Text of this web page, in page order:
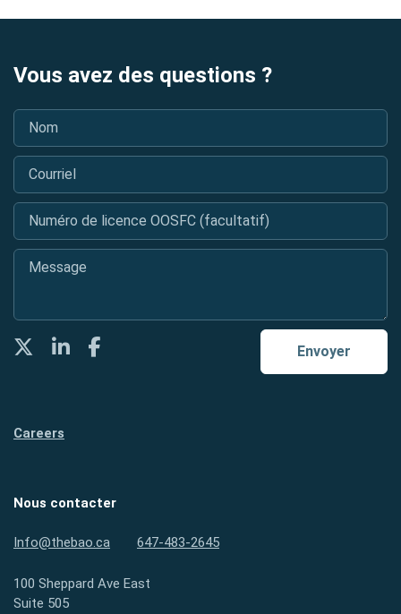
Vous avez des questions ?
Nom
Courriel
Numéro de licence OOSFC (facultatif)
Message
Envoyer
TwitterLinkedInFacebook
Careers
Nous contacter
Info@thebao.ca 647-483-2645
100 Sheppard Ave East
Suite 505